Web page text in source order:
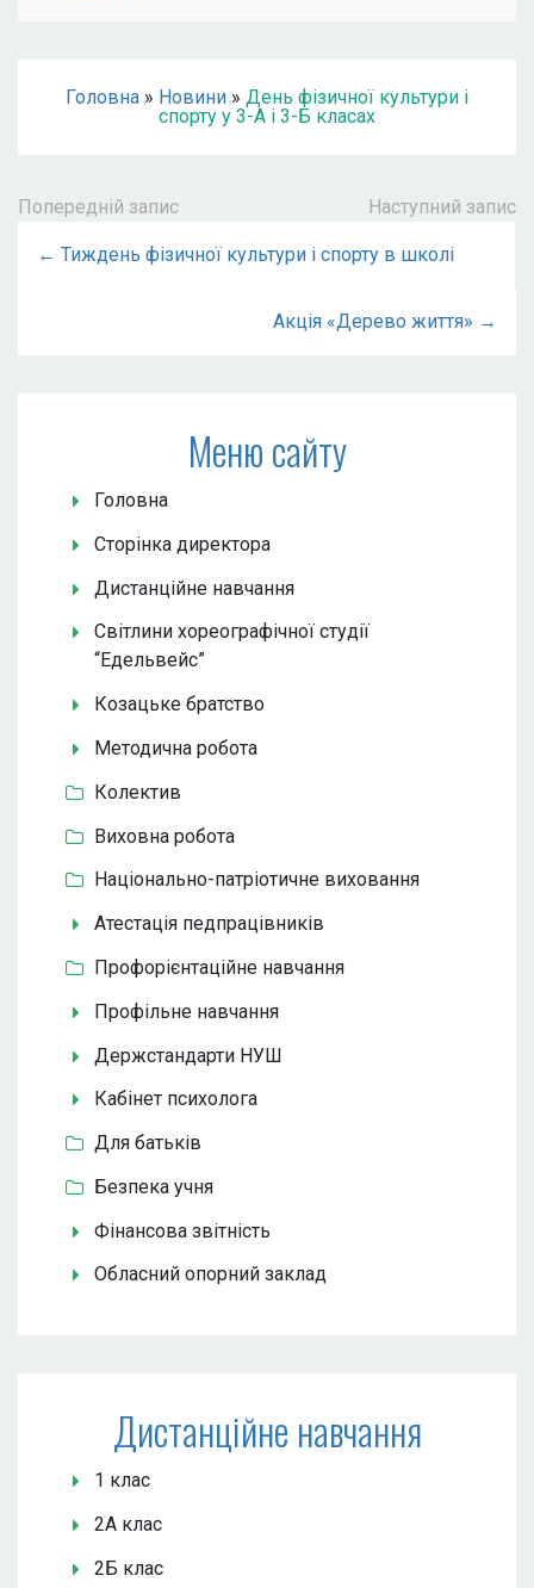
Головна » Новини » День фізичної культури і
спорту у 3-А і 3-Б класах
Попередній запис Наступний запис
← Тиждень фізичної культури і спорту в школі
Акція «Дерево життя» →
Меню сайту
Головна
Сторінка директора
Дистанційне навчання
Світлини хореографічної студії
“Едельвейс”
Козацьке братство
Методична робота
Колектив
Виховна робота
Національно-патріотичне виховання
Атестація педпрацівників
Профорієнтаційне навчання
Профільне навчання
Держстандарти НУШ
Кабінет психолога
Для батьків
Безпека учня
Фінансова звітність
Обласний опорний заклад
Дистанційне навчання
1 клас
2А клас
2Б клас